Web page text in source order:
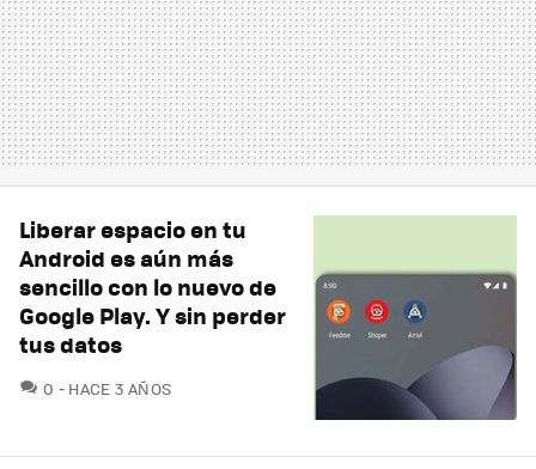
Liberar espacio en tu
Android es aún más
sencillo con lo nuevo de
Google Play. Y sin perder
tus datos
0 COMENTARIOS
HACE 3 AÑOS